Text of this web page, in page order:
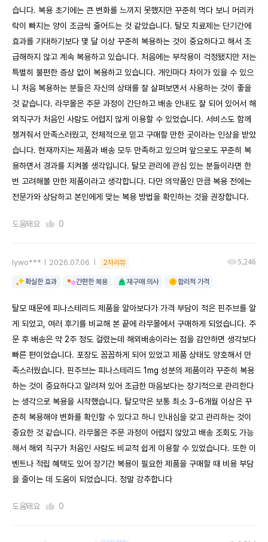
습니다. 복용 초기에는 큰 변화를 느끼지 못했지만 꾸준히 먹다 보니 머리카
락이 빠지는 양이 조금씩 줄어드는 것 같았습니다. 탈모 치료제는 단기간에
효과를 기대하기보다 몇 달 이상 꾸준히 복용하는 것이 중요하다고 해서 조
급해하지 않고 계속 복용하고 있습니다. 처음에는 부작용이 걱정됐지만 저는
특별히 불편한 증상 없이 복용하고 있습니다. 개인마다 차이가 있을 수 있으
니 처음 복용하는 분들은 자신의 상태를 잘 살펴보면서 사용하는 것이 좋을
것 같습니다. 라무몰은 주문 과정이 간단하고 배송 안내도 잘 되어 있어서 해
외직구가 처음인 사람도 어렵지 않게 이용할 수 있었습니다. 서비스도 함께
챙겨줘서 만족스러웠고, 전체적으로 믿고 구매할 만한 곳이라는 인상을 받았
습니다. 현재까지는 제품과 배송 모두 만족하고 있으며 앞으로도 꾸준히 복
용하면서 경과를 지켜볼 생각입니다. 탈모 관리에 관심 있는 분들이라면 한
번 고려해볼 만한 제품이라고 생각합니다. 다만 의약품인 만큼 복용 전에는
전문가와 상담하고 본인에게 맞는 복용 방법을 확인하는 것을 권장합니다.
도움돼요 0
lywo*** 2026.07.06 2차리뷰 5,246
확실한 효과 간편한 복용 재구매 의사 합리적 가격
탈모 때문에 피나스테리드 제품을 알아보다가 가격 부담이 적은 핀주브를 알
게 되었고, 여러 후기를 비교해 본 끝에 라무몰에서 구매하게 되었습니다. 주
문 후 배송은 약 2주 정도 걸렸는데 해외배송이라는 점을 감안하면 생각보다
빠른 편이었습니다. 포장도 꼼꼼하게 되어 있었고 제품 상태도 양호해서 만
족스러웠습니다. 핀주브는 피나스테리드 1mg 성분의 제품이라 꾸준히 복용
하는 것이 중요하다고 알려져 있어 조급한 마음보다는 장기적으로 관리한다
는 생각으로 복용을 시작했습니다. 탈모약은 보통 최소 3~6개월 이상은 꾸
준히 복용해야 변화를 확인할 수 있다고 하니 인내심을 갖고 관리하는 것이
중요한 것 같습니다. 라무몰은 주문 과정이 어렵지 않았고 배송 조회도 가능
해서 해외 직구가 처음인 사람도 비교적 쉽게 이용할 수 있었습니다. 또한 이
벤트나 적립 혜택도 있어 장기간 복용이 필요한 제품을 구매할 때 비용 부담
을 줄이는 데 도움이 되었습니다. 정말 강추합니다
도움돼요 0